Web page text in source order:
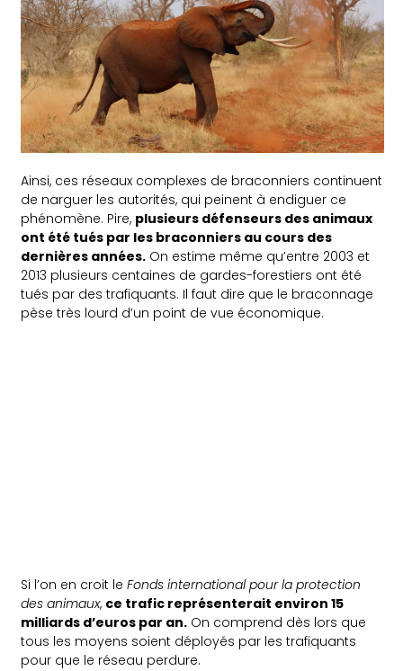
Ainsi, ces réseaux complexes de braconniers continuent
de narguer les autorités, qui peinent à endiguer ce
phénomène. Pire, plusieurs défenseurs des animaux
ont été tués par les braconniers au cours des
dernières années. On estime même qu’entre 2003 et
2013 plusieurs centaines de gardes-forestiers ont été
tués par des trafiquants. Il faut dire que le braconnage
pèse très lourd d’un point de vue économique.
Si l’on en croit leFonds international pour la protection
des animaux, ce trafic représenterait environ 15
milliards d’euros par an. On comprend dès lors que
tous les moyens soient déployés par les trafiquants
pour que le réseau perdure.